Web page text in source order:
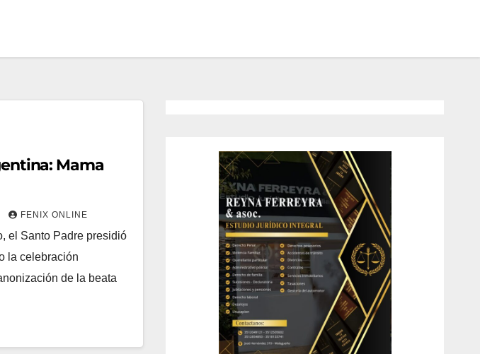
Mama
FENIX ONLINE
el Santo Padre presidió
la celebración
de la beata